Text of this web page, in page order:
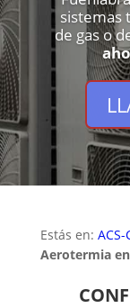
sistemas
de gas o
Estás en: ACS-
Aerotermia